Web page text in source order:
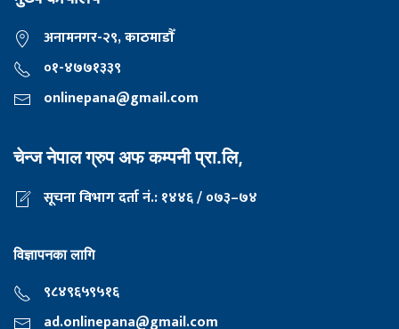
अनामनगर-२९, काठमाडाैँ
०१-४७७१३३९
onlinepana@gmail.com
चेन्ज नेपाल ग्रुप अफ कम्पनी प्रा.लि,
सूचना विभाग दर्ता नं.: १४४६ / ०७३–७४
विज्ञापनका लागि
९८४९६५९५१६
ad.onlinepana@gmail.com